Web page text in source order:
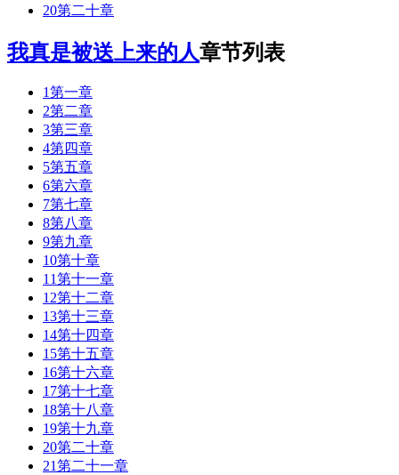
20第二十章
我真是被送上来的人章节列表
1第一章
2第二章
3第三章
4第四章
5第五章
6第六章
7第七章
8第八章
9第九章
10第十章
11第十一章
12第十二章
13第十三章
14第十四章
15第十五章
16第十六章
17第十七章
18第十八章
19第十九章
20第二十章
21第二十一章